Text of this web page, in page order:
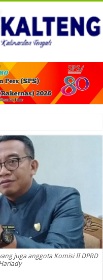
Pemdes dan BPD di
juga anggota Komisi II DPRD